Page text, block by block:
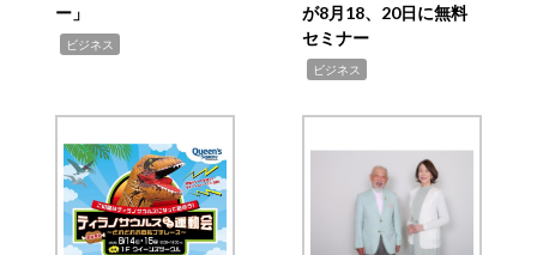
ー」
ビジネス
が8月18、20日に無料
セミナー
ビジネス